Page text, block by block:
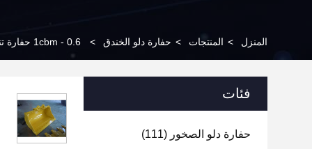
المنزل > المنتجات > حفارة دلو الخندق > 0.6 - 1cbm حفارة تنظيف الصخور دلو لمدة 3-30T
فئات
حفارة دلو الصخور (111)